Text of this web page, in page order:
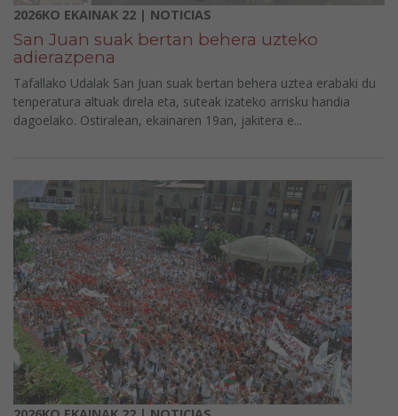
2026KO EKAINAK 22 | NOTICIAS
San Juan suak bertan behera uzteko
adierazpena
Tafallako Udalak San Juan suak bertan behera uztea erabaki du
tenperatura altuak direla eta, suteak izateko arrisku handia
dagoelako. Ostiralean, ekainaren 19an, jakitera e...